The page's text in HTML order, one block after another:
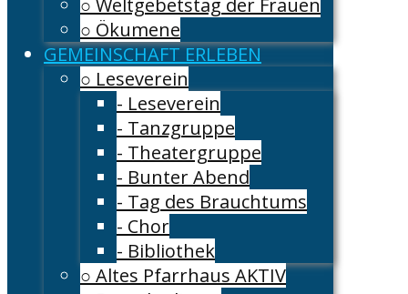
○ Weltgebetstag der Frauen
○ Ökumene
GEMEINSCHAFT ERLEBEN
○ Leseverein
- Leseverein
- Tanzgruppe
- Theatergruppe
- Bunter Abend
- Tag des Brauchtums
- Chor
- Bibliothek
○ Altes Pfarrhaus AKTIV